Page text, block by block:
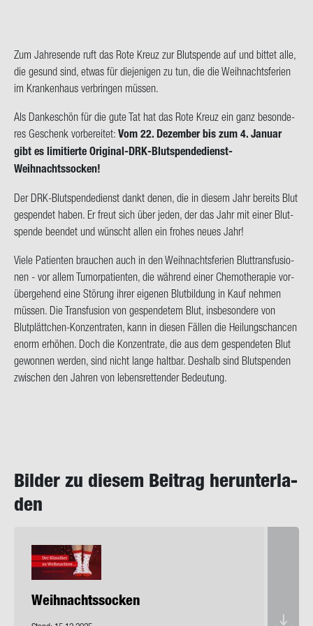
Zum Jah­res­en­de ruft das Rote Kreuz zur Blut­spen­de auf und bit­tet alle,
die ge­sund sind, etwas für die­je­ni­gen zu tun, die die Weih­nachts­fe­ri­en
im Kran­ken­haus ver­brin­gen müs­sen.
Als Dan­ke­schön für die gute Tat hat das Rote Kreuz ein ganz be­son­de­
res Ge­schenk vor­be­rei­tet: Vom 22. De­zem­ber bis zum 4. Ja­nu­ar
gibt es li­mi­tier­te Original-​DRK-Blutspendedienst-
Weihnachtssocken!
Der DRK-​Blutspendedienst dankt denen, die in die­sem Jahr be­reits Blut
ge­spen­det haben. Er freut sich über jeden, der das Jahr mit einer Blut­
spen­de be­en­det und wünscht allen ein fro­hes neues Jahr!
Viele Pa­ti­en­ten brau­chen auch in den Weih­nachts­fe­ri­en Blut­trans­fu­sio­
nen - vor allem Tu­mor­pa­ti­en­ten, die wäh­rend einer Che­mo­the­ra­pie vor­
über­ge­hend eine Stö­rung ihrer ei­ge­nen Blut­bil­dung in Kauf neh­men
müs­sen. Die Trans­fu­si­on von ge­spen­de­tem Blut, ins­be­son­de­re von
Blutplättchen-​Konzentraten, kann in die­sen Fäl­len die Hei­lungs­chan­cen
enorm er­hö­hen. Doch die Kon­zen­tra­te, die aus dem ge­spen­de­ten Blut
ge­won­nen wer­den, sind nicht lange halt­bar. Des­halb sind Blut­spen­den
zwi­schen den Jah­ren von le­bens­ret­ten­der Be­deu­tung.
Bil­der zu die­sem Bei­trag her­un­ter­la­
den
Weih­nachts­so­cken